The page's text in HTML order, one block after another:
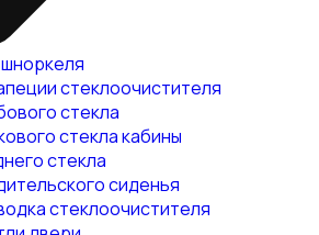
стеклоочистителя
стекла
стекла кабины
стекла
сиденья
стеклоочистителя